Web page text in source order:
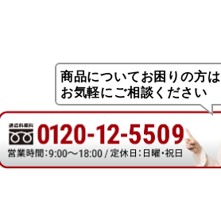
商品についてお困りの方は
お気軽にご相談ください